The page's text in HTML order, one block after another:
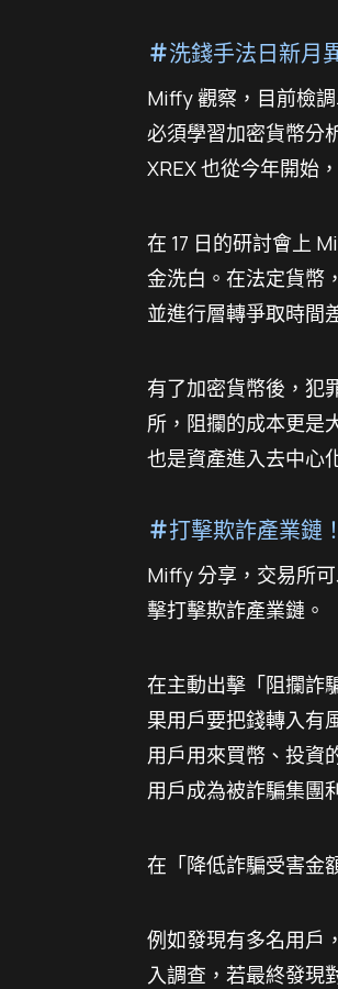
＃洗錢手法日新月
Miffy 觀察，目前檢
必須學習加密貨幣分
XREX 也從今年開始
在 17 日的研討會上
金洗白。在法定貨幣
並進行層轉爭取時間
有了加密貨幣後，犯
所，阻攔的成本更是
也是資產進入去中心
＃打擊欺詐產業鏈
Miffy 分享，交易所
擊打擊欺詐產業鏈。
在主動出擊「阻攔詐
果用戶要把錢轉入有
用戶用來買幣、投資
用戶成為被詐騙集團
在「降低詐騙受害金
例如發現有多名用戶
入調查，若最終發現